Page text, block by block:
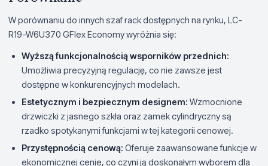
W porównaniu do innych szaf rack dostępnych na rynku, LC-
R19-W6U370 GFlex Economy wyróżnia się:
Wyższą funkcjonalnością wsporników przednich:
Umożliwia precyzyjną regulację, co nie zawsze jest
dostępne w konkurencyjnych modelach.
Estetycznym i bezpiecznym designem: Wzmocnione
drzwiczki z jasnego szkła oraz zamek cylindryczny są
rzadko spotykanymi funkcjami w tej kategorii cenowej.
Przystępnością cenową: Oferuje zaawansowane funkcje w
ekonomicznej cenie, co czyni ją doskonałym wyborem dla